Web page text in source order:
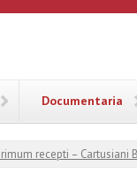
Documentaria
recepti – Cartusiani